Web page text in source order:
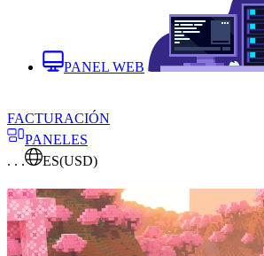
PANEL WEB
FACTURACIÓN
PANELES
. . .
ES(USD)